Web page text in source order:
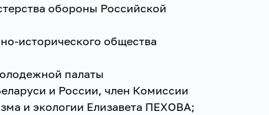
обороны Российской
исторического общества
палаты
и России, член Комиссии
и экологии Елизавета ПЕХОВА;